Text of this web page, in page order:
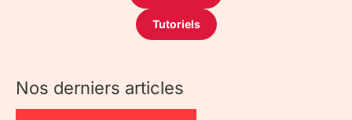
Tutoriels
Nos derniers articles